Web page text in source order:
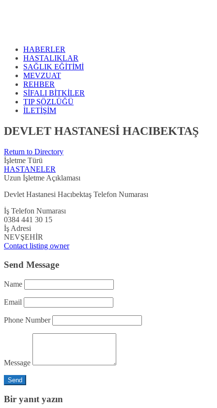
HABERLER
HASTALIKLAR
SAĞLIK EĞİTİMİ
MEVZUAT
REHBER
SİFALI BİTKİLER
TIP SÖZLÜĞÜ
İLETİŞİM
DEVLET HASTANESİ HACIBEKTAŞ
Return to Directory
İşletme Türü
HASTANELER
Uzun İşletme Açıklaması
Devlet Hastanesi Hacıbektaş Telefon Numarası
İş Telefon Numarası
0384 441 30 15
İş Adresi
NEVŞEHİR
Contact listing owner
Send Message
Name
Email
Phone Number
Message
Bir yanıt yazın